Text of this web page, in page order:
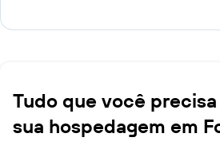
Tudo que você
sua hospedagem em